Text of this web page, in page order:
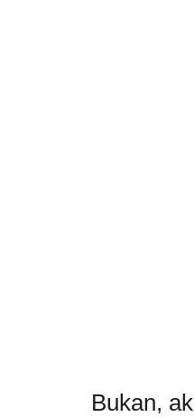
Bukan,